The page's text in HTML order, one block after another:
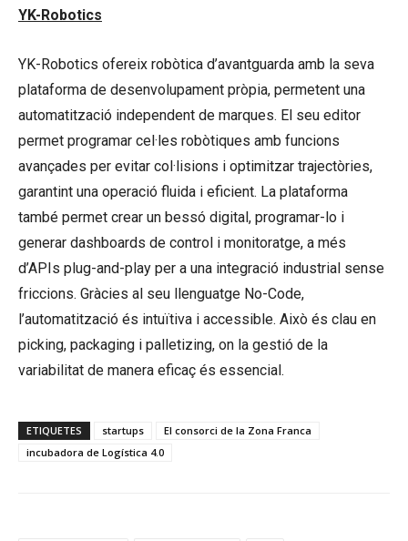
YK-Robotics
YK-Robotics ofereix robòtica d’avantguarda amb la seva
plataforma de desenvolupament pròpia, permetent una
automatització independent de marques. El seu editor
permet programar cel·les robòtiques amb funcions
avançades per evitar col·lisions i optimitzar trajectòries,
garantint una operació fluida i eficient. La plataforma
també permet crear un bessó digital, programar-lo i
generar dashboards de control i monitoratge, a més
d’APIs plug-and-play per a una integració industrial sense
friccions. Gràcies al seu llenguatge No-Code,
l’automatització és intuïtiva i accessible. Això és clau en
picking, packaging i palletizing, on la gestió de la
variabilitat de manera eficaç és essencial.
ETIQUETES startups
El consorci de la Zona Franca
incubadora de Logística 4.0